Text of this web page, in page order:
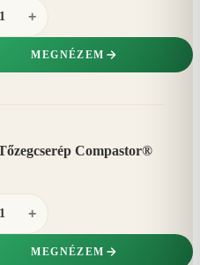
+
MEGNÉZEM
Compastor®
+
MEGNÉZEM